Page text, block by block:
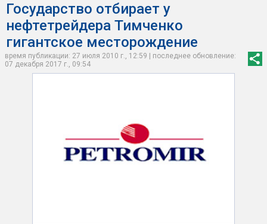
Государство отбирает у
нефтетрейдера Тимченко
гигантское месторождение
время публикации: 27 июля 2010 г., 12:59 | последнее обновление:
07 декабря 2017 г., 09:54